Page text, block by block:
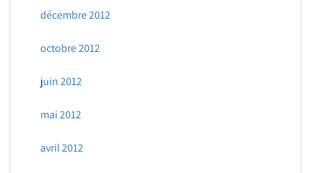
décembre 2012
octobre 2012
juin 2012
mai 2012
avril 2012